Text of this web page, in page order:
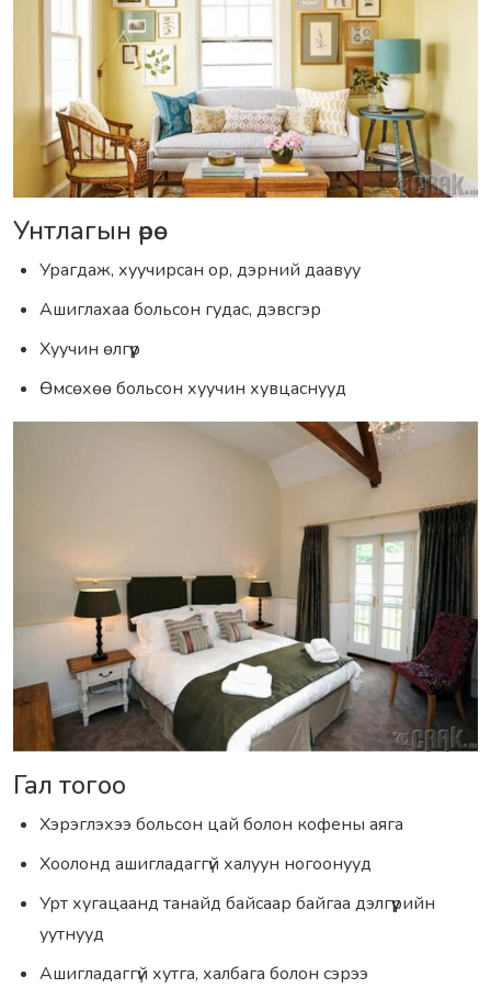
Унтлагын өрөө
Урагдаж, хуучирсан ор, дэрний даавуу
Ашиглахаа больсон гудас, дэвсгэр
Хуучин өлгүүр
Өмсөхөө больсон хуучин хувцаснууд
Гал тогоо
Хэрэглэхээ больсон цай болон кофены аяга
Хоолонд ашигладаггүй халуун ногоонууд
Урт хугацаанд танайд байсаар байгаа дэлгүүрийн
уутнууд
Ашигладаггүй хутга, халбага болон сэрээ